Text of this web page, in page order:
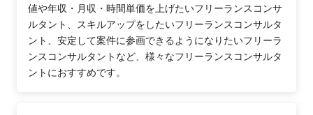
値や年収・月収・時間単価を上げたいフリーランスコンサ
ルタント、スキルアップをしたいフリーランスコンサルタ
ント、安定して案件に参画できるようになりたいフリーラ
ンスコンサルタントなど、様々なフリーランスコンサルタ
ントにおすすめです。